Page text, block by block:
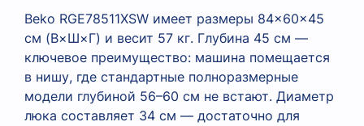
Beko RGE78511XSW имеет размеры 84×60×45
см (В×Ш×Г) и весит 57 кг. Глубина 45 см —
ключевое преимущество: машина помещается
в нишу, где стандартные полноразмерные
модели глубиной 56–60 см не встают. Диаметр
люка составляет 34 см — достаточно для